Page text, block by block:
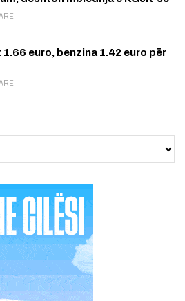
euro, benzina 1.42 euro për